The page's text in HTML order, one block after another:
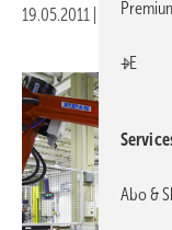
19.05.2011
+E
Abo &